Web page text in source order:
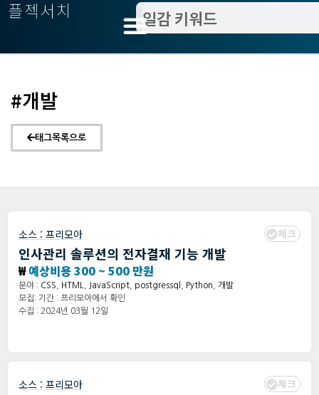
플젝서치
#개발
태그목록으로
소스 : 프리모아 체크
인사관리 솔루션의 전자결재 기능 개발
₩예상비용 300 ~ 500 만원
분야 : CSS HTML JavaScript postgressql Python
개발
모집: 기간 : 프리모아에서 확인
수집 : 2024년 03월 12일
소스 : 프리모아 체크